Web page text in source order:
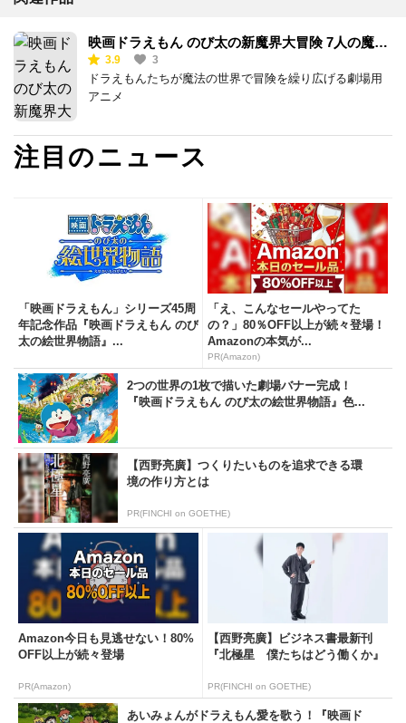
映画ドラえもん のび太の新魔界大冒険 7人の魔法
使い
3.9 3
ドラえもんたちが魔法の世界で冒険を繰り広げる劇場用
アニメ
注目のニュース
「映画ドラえもん」シリーズ45周
年記念作品『映画ドラえもん のび
太の絵世界物語』...
「え、こんなセールやってた
の？」80％OFF以上が続々登場！
Amazonの本気が...
PR(Amazon)
2つの世界の1枚で描いた劇場バナー完成！
『映画ドラえもん のび太の絵世界物語』色...
【西野亮廣】つくりたいものを追求できる環
境の作り方とは
PR(FINCHI on GOETHE)
Amazon今日も見逃せない！80%
OFF以上が続々登場
PR(Amazon)
【西野亮廣】ビジネス書最新刊
『北極星 僕たちはどう働くか』
PR(FINCHI on GOETHE)
あいみょんがドラえもん愛を歌う！『映画ド